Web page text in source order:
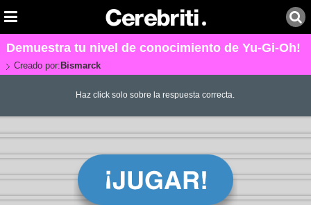
Demuestra tu nivel de conocimiento de Yu-Gi-Oh!
Creado por: Bismarck
Haz click solo sobre la respuesta correcta.